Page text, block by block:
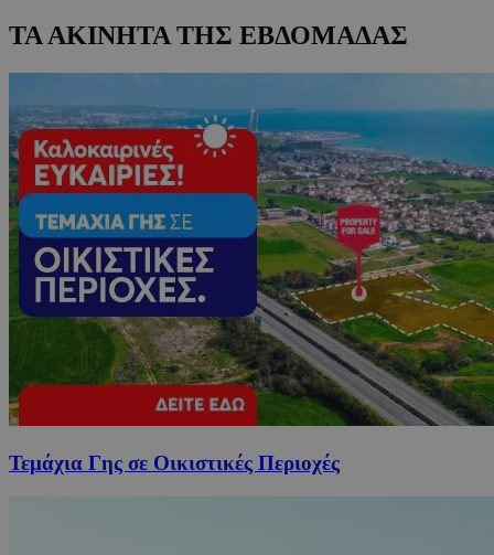
ΤΑ ΑΚΙΝΗΤΑ ΤΗΣ ΕΒΔΟΜΑΔΑΣ
Τεμάχια Γης σε Οικιστικές Περιοχές